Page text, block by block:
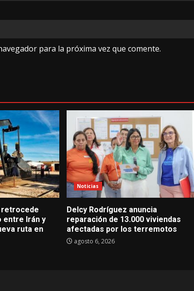
para la próxima vez que comente.
retrocede
entre Irán y
ruta en
Noticias
Delcy Rodríguez anuncia
reparación de 13.000 viviendas
afectadas por los terremotos
agosto 6, 2026